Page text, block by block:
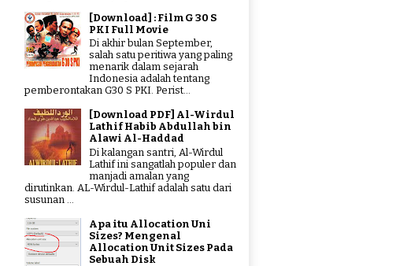
[Download] : Film G 30 S
PKI Full Movie
Di akhir bulan September,
salah satu peritiwa yang paling
menarik dalam sejarah
Indonesia adalah tentang
pemberontakan G30 S PKI. Perist...
[Download PDF] Al-Wirdul
Lathif Habib Abdullah bin
Alawi Al-Haddad
Di kalangan santri, Al-Wirdul
Lathif ini sangatlah populer dan
manjadi amalan yang
dirutinkan. AL-Wirdul-Lathif adalah satu dari
susunan ...
Apa itu Allocation Uni
Sizes? Mengenal
Allocation Unit Sizes Pada
Sebuah Disk